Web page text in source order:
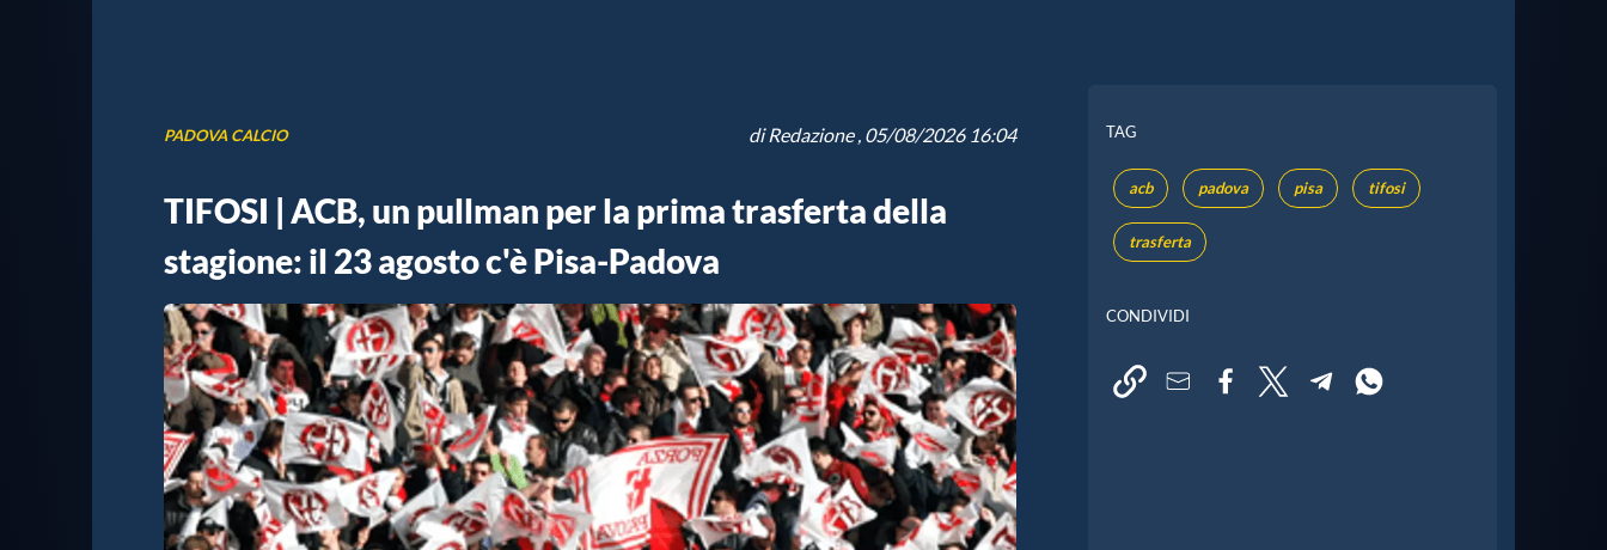
PADOVA CALCIO diRedazione, 05/08/2026 16:04
TIFOSI | ACB, un pullman per la prima trasferta della
stagione: il 23 agosto c'è Pisa-Padova
TAG
acb padova pisa tifosi
trasferta
CONDIVIDI